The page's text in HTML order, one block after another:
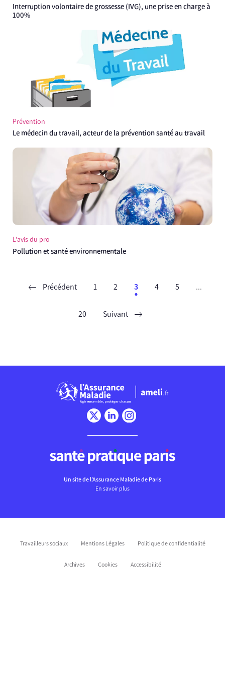
Interruption volontaire de grossesse (IVG), une prise en charge à
100%
Prévention
Le médecin du travail, acteur de la prévention santé au travail
L'avis du pro
Pollution et santé environnementale
Précédent 1 2 3 4 5 ...
20 Suivant
Un site de l’Assurance Maladie de Paris
En savoir plus
Travailleurs sociaux Mentions Légales Politique de confidentialité
Archives Cookies Accessibilité